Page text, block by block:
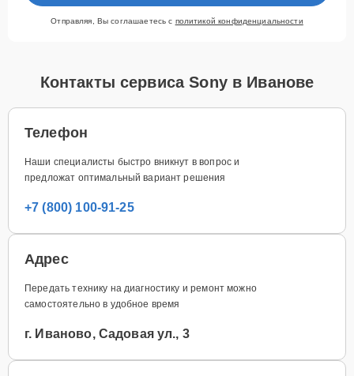
Отправляя, Вы соглашаетесь с политикой конфиденциальности
Контакты сервиса Sony в Иванове
Телефон
Наши специалисты быстро вникнут в вопрос и
предложат оптимальный вариант решения
+7 (800) 100-91-25
Адрес
Передать технику на диагностику и ремонт можно
самостоятельно в удобное время
г. Иваново, Садовая ул., 3